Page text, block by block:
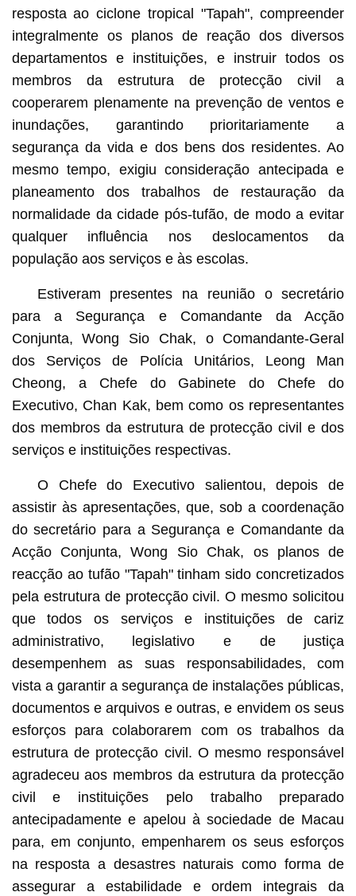
resposta ao ciclone tropical "Tapah", compreender
integralmente os planos de reação dos diversos
departamentos e instituições, e instruir todos os
membros da estrutura de protecção civil a
cooperarem plenamente na prevenção de ventos e
inundações, garantindo prioritariamente a
segurança da vida e dos bens dos residentes. Ao
mesmo tempo, exigiu consideração antecipada e
planeamento dos trabalhos de restauração da
normalidade da cidade pós-tufão, de modo a evitar
qualquer influência nos deslocamentos da
população aos serviços e às escolas.
Estiveram presentes na reunião o secretário
para a Segurança e Comandante da Acção
Conjunta, Wong Sio Chak, o Comandante-Geral
dos Serviços de Polícia Unitários, Leong Man
Cheong, a Chefe do Gabinete do Chefe do
Executivo, Chan Kak, bem como os representantes
dos membros da estrutura de protecção civil e dos
serviços e instituições respectivas.
O Chefe do Executivo salientou, depois de
assistir às apresentações, que, sob a coordenação
do secretário para a Segurança e Comandante da
Acção Conjunta, Wong Sio Chak, os planos de
reacção ao tufão "Tapah" tinham sido concretizados
pela estrutura de protecção civil. O mesmo solicitou
que todos os serviços e instituições de cariz
administrativo, legislativo e de justiça
desempenhem as suas responsabilidades, com
vista a garantir a segurança de instalações públicas,
documentos e arquivos e outras, e envidem os seus
esforços para colaborarem com os trabalhos da
estrutura de protecção civil. O mesmo responsável
agradeceu aos membros da estrutura da protecção
civil e instituições pelo trabalho preparado
antecipadamente e apelou à sociedade de Macau
para, em conjunto, empenharem os seus esforços
na resposta a desastres naturais como forma de
assegurar a estabilidade e ordem integrais da